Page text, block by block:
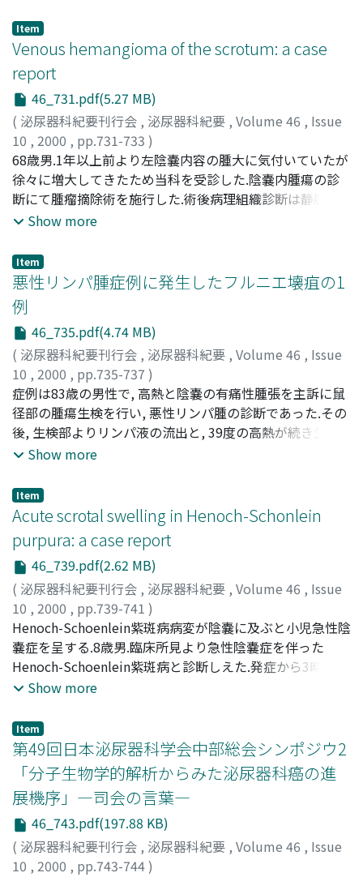
に泌尿器科を受診した.尿流動態検査では, 膀胱内圧測定に
おいて初発尿意時膀胱容量は184ml, 最大尿意時膀胱容量
は254ml とほぼ正常であった.しかし, 蓄尿時に弱い無抑制
収縮と同時に括約筋収縮の増強を認め, 排尿括約筋協調不
全の状態で, 下腹部を叩打して排尿を行っていた
Item
Venous hemangioma of the scrotum: a case
report
46_731.pdf(5.27 MB)
( 泌尿器科紀要刊行会 , 泌尿器科紀要 , Volume 46 , Issue
10 , 2000 , pp.731-733 )
KONYA, Eiji;UEJIMA, Shigeya;OHNISHI, Norio;
SUGIYAMA, Takahide;KURITA, Takashi;紺屋, 英児;上島,
成也;大西, 規夫;杉山, 高秀;栗田, 孝
68歳男.1年以上前より左陰嚢内容の腫大に気付いていたが
徐々に増大してきたため当科を受診した.陰嚢内腫瘍の診
断にて腫瘤摘除術を施行した.術後病理組織診断は静脈血
管腫であった
Show more
Item
悪性リンパ腫症例に発生したフルニエ壊疽の1
例
46_735.pdf(4.74 MB)
( 泌尿器科紀要刊行会 , 泌尿器科紀要 , Volume 46 , Issue
10 , 2000 , pp.735-737 )
湯村, 寧;千葉, 喜美男;斎藤, 一隆;広川, 信;YUMURA,
Yasushi;CHIBA, Kimio;SAITO, Kazutaka;HIROKAWA,
Makoto
症例は83歳の男性で, 高熱と陰嚢の有痛性腫張を主訴に鼠
径部の腫瘍生検を行い, 悪性リンパ腫の診断であった.その
後, 生検部よりリンパ液の流出と, 39度の高熱が続き生検1
ヵ月後に入院となった.陰嚢部の皮下組織に肥厚が認めら
したところ直ちに解熱したが, 入院10日目より陰嚢皮膚の
壊死が見られた.本症例はリンパ節生検部からの感染とい
う経路をとり細菌が侵入, 悪性リンパ腫という免疫能低下
の状態で壊疽を生じたものと考えられた
Show more
Item
Acute scrotal swelling in Henoch-Schonlein
purpura: a case report
46_739.pdf(2.62 MB)
( 泌尿器科紀要刊行会 , 泌尿器科紀要 , Volume 46 , Issue
10 , 2000 , pp.739-741 )
SAKAI, Naoki;KAWAMOTO, Kanji;FUKUOKA, Hiroshi;
NAKAJIMA, Syoko;KUROZUMI, Hiroko;酒井, 直樹;河本,
寛治;福岡, 洋;中島, 章子;黒住, 浩子
Henoch-Schoenlein紫斑病病変が陰嚢に及ぶと小児急性陰
嚢症を呈する.8歳男.臨床所見より急性陰嚢症を伴った
Henoch-Schoenlein紫斑病と診断しえた.発症から3時間後
に施行した陰嚢超音波検査では正常な精巣及び精巣水瘤の
快した.陰嚢超音波検査は本疾患の診断に有用であり, ステ
ロイドは治療に有効であると考えられた
Show more
Item
第49回日本泌尿器科学会中部総会シンポジウ2
「分子生物学的解析からみた泌尿器科癌の進
展機序」―司会の言葉―
46_743.pdf(197.88 KB)
( 泌尿器科紀要刊行会 , 泌尿器科紀要 , Volume 46 , Issue
10 , 2000 , pp.743-744)